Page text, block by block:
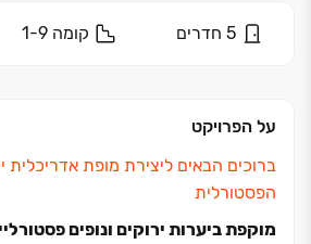
5 חדרים קומה 1-9
על הפרויקט
ברוכים הבאים ליצירת מופת אדריכלית
הפסטורלית
מוקפת ביערות ירוקים ונופים